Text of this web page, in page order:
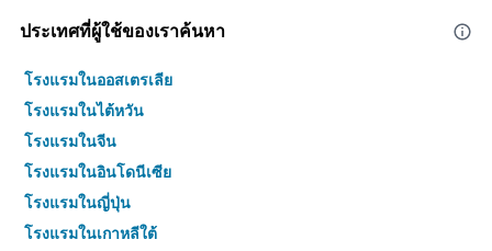
ประเทศที่ผู้ใช้ของเราค้นหา
โรงแรมในออสเตรเลีย
โรงแรมในไต้หวัน
โรงแรมในจีน
โรงแรมในอินโดนีเซีย
โรงแรมในญี่ปุ่น
โรงแรมในเกาหลีใต้